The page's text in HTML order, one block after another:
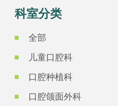
科室分类
全部
儿童口腔科
口腔种植科
口腔颌面外科